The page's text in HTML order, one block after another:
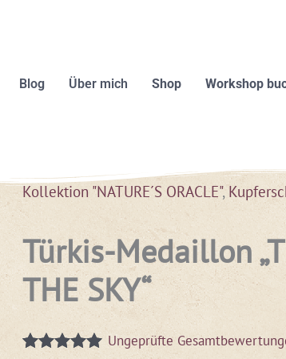
Blog Über mich Shop Workshop
Kollektion "NATURE´S ORACLE",
Türkis-Medaillon
THE SKY“
Ungeprüfte